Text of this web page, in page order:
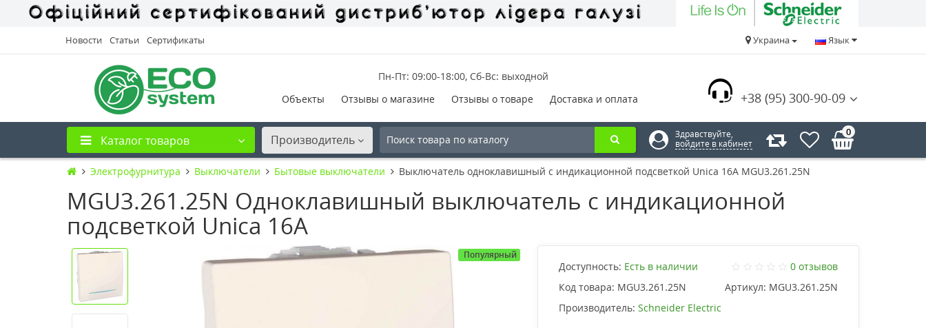
Новости Статьи Сертификаты Язык
Украина
+38 (95) 300-90-09
Пн-Пт: 09:00-18:00, Сб-Вс: выходной
Объекты
Отзывы о магазине Отзывы о товаре Доставка и оплата
Каталог товаров Производитель
Здравствуйте,
войдите в кабинет
0
Электрофурнитура Выключатели Бытовые выключатели Выключатель одноклавишный с индикационной подсветкой Unica 16А MGU3.261.25N
MGU3.261.25N Одноклавишный выключатель с индикационной
подсветкой Unica 16А
Популярный
Доступность: Есть в наличии
0 отзывов
Код товара: MGU3.261.25N Артикул: MGU3.261.25N
Производитель: Schneider Electric